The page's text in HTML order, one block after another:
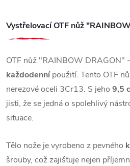
Vystřelovací OTF nůž
OTF nůž "RAINBOW DRAGON"
každodennípoužití. Tento OTF
nerezové oceli 3Cr13. S jeho 9,5
jisti, že se jedná o spolehlivý
situace.
Tělo nože je vyrobeno z pevného
šrouby, což zajišťuje nejen